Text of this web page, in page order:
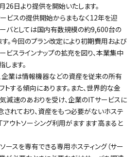
26日より提供を開始いたします。
ビスの提供開始からまもなく12年を迎
ーバとしては国内有数規模の約9,600台の
。今回のプラン改定により初期費用および
ビスラインナップの拡充を図り、本業集中
ます。
企業は情報機器などの資産を従来の所有
する傾向にあります。また、世界的な金
減速のあおりを受け、企業のITサービスに
れており、資産をもつ必要がないホステ
ウトソーシング利用がますます高まると
ースを専有できる専用ホスティング（サー